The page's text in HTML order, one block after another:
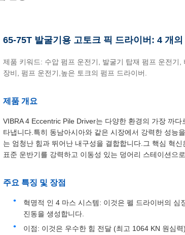
65-75T 발굴기용 고토크 픽 드라이버: 4 개
제품 키워드: 수압 펌프 운전기, 발굴기 탑재 펌프 운전기
장비, 펌프 운전기,높은 토크의 펌프 드라이버.
제품 개요
VIBRA 4 Eccentric Pile Driver는 다양한 환경의 가장 까
타냅니다.특히 동남아시아와 같은 시장에서 강력한 성능
는 엄청난 힘과 뛰어난 내구성을 결합합니다.그 핵심 혁
표준 운반기를 강력하고 이동성 있는 덩어리 스테이션으
주요 특징 및 장점
혁명적 인 4 마스 시스템: 이것은 펠 드라이버의
진동을 생성합니다.
이점: 이것은 우수한 힘 전달 (최고 1064 KN 원심